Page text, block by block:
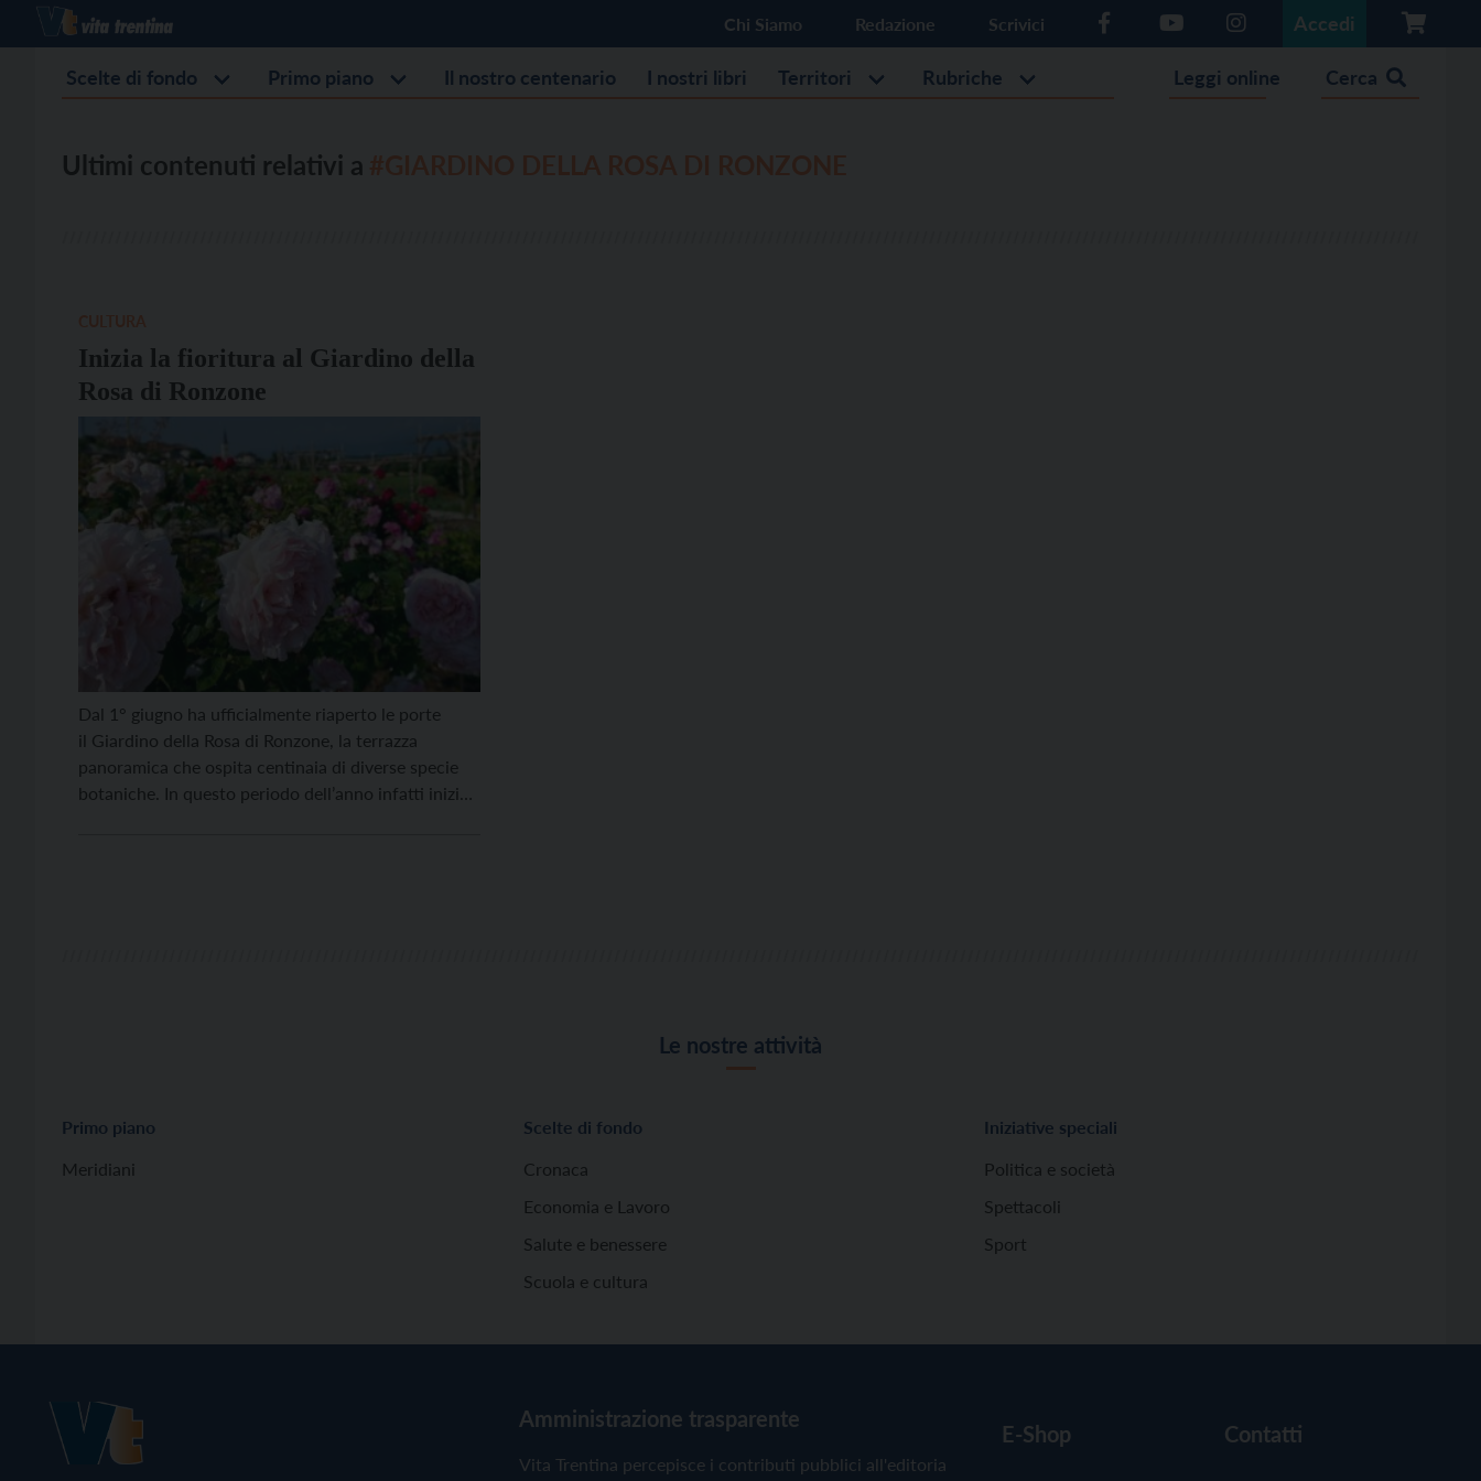
Chi Siamo Redazione Scrivici Accedi
Scelte di fondo Primo piano Il nostro centenario I nostri libri Territori Rubriche Leggi online Cerca
Ultimi contenuti relativi a
Inizia la fioritura al Giardino della
Rosa di Ronzone
Dal 1° giugno ha ufficialmente riaperto le porte
il Giardino della Rosa di Ronzone, la terrazza
panoramica che ospita centinaia di diverse specie
botaniche. In questo periodo dell’anno infatti inizia
Le nostre attività
Primo piano
Meridiani
Scelte di fondo
Cronaca
Economia e Lavoro
Salute e benessere
Scuola e cultura
Iniziative speciali
Politica e società
Spettacoli
Sport
Amministrazione trasparente
Vita Trentina percepisce i contributi pubblici all'editoria
E-Shop Contatti